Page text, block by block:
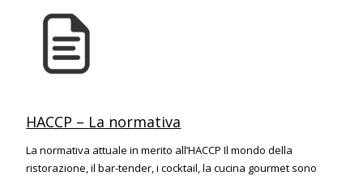
HACCP – La normativa
La normativa attuale in merito all’HACCP Il mondo della
ristorazione, il bar-tender, i cocktail, la cucina gourmet sono